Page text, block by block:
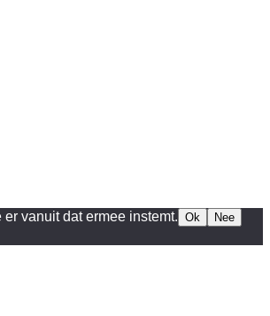
vanuit dat ermee instemt. Ok
Nee